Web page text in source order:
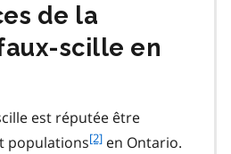
de la
scille en
est réputée être
populationsf[2] en Ontario.